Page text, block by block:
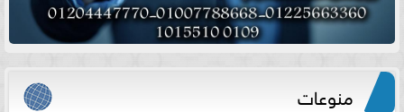
منوعات